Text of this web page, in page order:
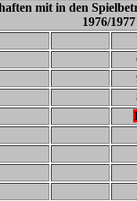
mit in den
1976/